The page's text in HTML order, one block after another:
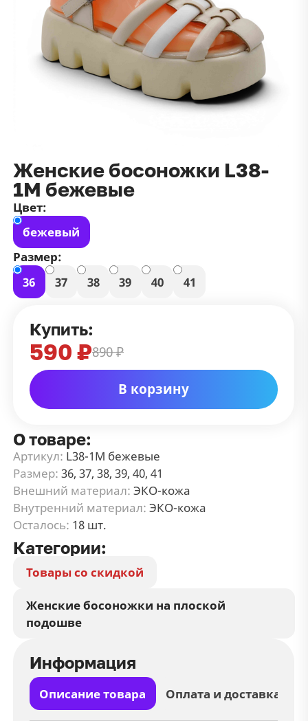
Женские босоножки L38-
1M бежевые
Цвет:
бежевый
Размер:
36
37 38 39 40 41
Купить:
590 ₽890 ₽
В корзину
О товаре:
Артикул: L38-1M бежевые
Размер: 36, 37, 38, 39, 40, 41
Внешний материал: ЭКО-кожа
Внутренний материал: ЭКО-кожа
Осталось: 18 шт.
Категории:
Товары со скидкой
Женские босоножки на плоской
подошве
Информация
Описание товара Оплата и доставка
данных ипубличной оффертой
Зарегистрироваться
100 ₽
Цвет
Белый